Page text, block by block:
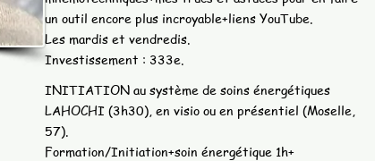
un outil encore plus incroyable+liens YouTube.
Les mardis et vendredis.
Investissement : 333e.
INITIATION au système de soins énergétiques
LAHOCHI (3h30), en visio ou en présentiel (Moselle,
57).
Formation/Initiation+soin énergétique 1h+